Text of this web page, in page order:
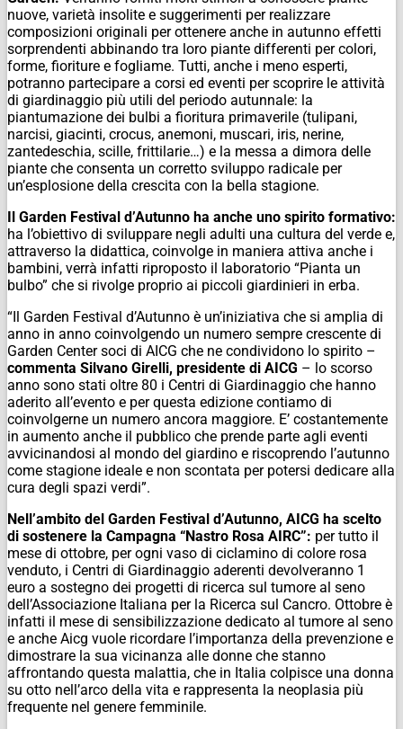
nuove, varietà insolite e suggerimenti per realizzare
composizioni originali per ottenere anche in autunno effetti
sorprendenti abbinando tra loro piante differenti per colori,
forme, fioriture e fogliame. Tutti, anche i meno esperti,
potranno partecipare a corsi ed eventi per scoprire le attività
di giardinaggio più utili del periodo autunnale: la
piantumazione dei bulbi a fioritura primaverile (tulipani,
narcisi, giacinti, crocus, anemoni, muscari, iris, nerine,
zantedeschia, scille, frittilarie…) e la messa a dimora delle
piante che consenta un corretto sviluppo radicale per
un’esplosione della crescita con la bella stagione.
Il Garden Festival d’Autunno ha anche uno spirito formativo:
ha l’obiettivo di sviluppare negli adulti una cultura del verde e,
attraverso la didattica, coinvolge in maniera attiva anche i
bambini, verrà infatti riproposto il laboratorio “Pianta un
bulbo” che si rivolge proprio ai piccoli giardinieri in erba.
“Il Garden Festival d’Autunno è un’iniziativa che si amplia di
anno in anno coinvolgendo un numero sempre crescente di
Garden Center soci di AICG che ne condividono lo spirito –
commenta Silvano Girelli, presidente di AICG – lo scorso
anno sono stati oltre 80 i Centri di Giardinaggio che hanno
aderito all’evento e per questa edizione contiamo di
coinvolgerne un numero ancora maggiore. E’ costantemente
in aumento anche il pubblico che prende parte agli eventi
avvicinandosi al mondo del giardino e riscoprendo l’autunno
come stagione ideale e non scontata per potersi dedicare alla
cura degli spazi verdi”.
Nell’ambito del Garden Festival d’Autunno, AICG ha scelto
di sostenere la Campagna “Nastro Rosa AIRC”: per tutto il
mese di ottobre, per ogni vaso di ciclamino di colore rosa
venduto, i Centri di Giardinaggio aderenti devolveranno 1
euro a sostegno dei progetti di ricerca sul tumore al seno
dell’Associazione Italiana per la Ricerca sul Cancro. Ottobre è
infatti il mese di sensibilizzazione dedicato al tumore al seno
e anche Aicg vuole ricordare l’importanza della prevenzione e
dimostrare la sua vicinanza alle donne che stanno
affrontando questa malattia, che in Italia colpisce una donna
su otto nell’arco della vita e rappresenta la neoplasia più
frequente nel genere femminile.